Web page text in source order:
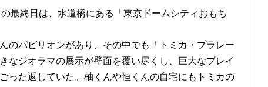
最終日は、水道橋にある「東京ドームシティおもち
のパビリオンがあり、その中でも「トミカ・プラレー
なジオラマの展示が壁面を覆い尽くし、巨大なプレイ
った返していた。柚くんや恒くんの自宅にもトミカの